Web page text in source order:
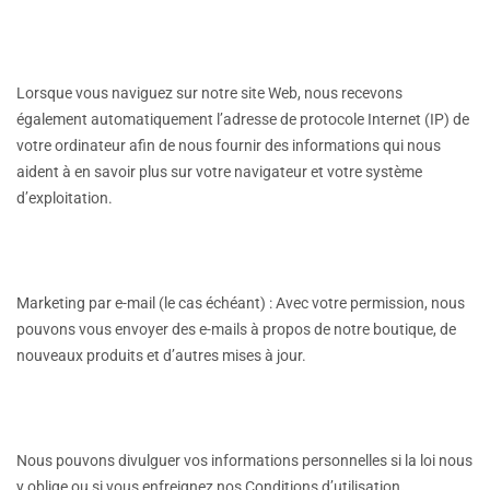
Lorsque vous naviguez sur notre site Web, nous recevons
également automatiquement l’adresse de protocole Internet (IP) de
votre ordinateur afin de nous fournir des informations qui nous
aident à en savoir plus sur votre navigateur et votre système
d’exploitation.
Marketing par e-mail (le cas échéant) : Avec votre permission, nous
pouvons vous envoyer des e-mails à propos de notre boutique, de
nouveaux produits et d’autres mises à jour.
Nous pouvons divulguer vos informations personnelles si la loi nous